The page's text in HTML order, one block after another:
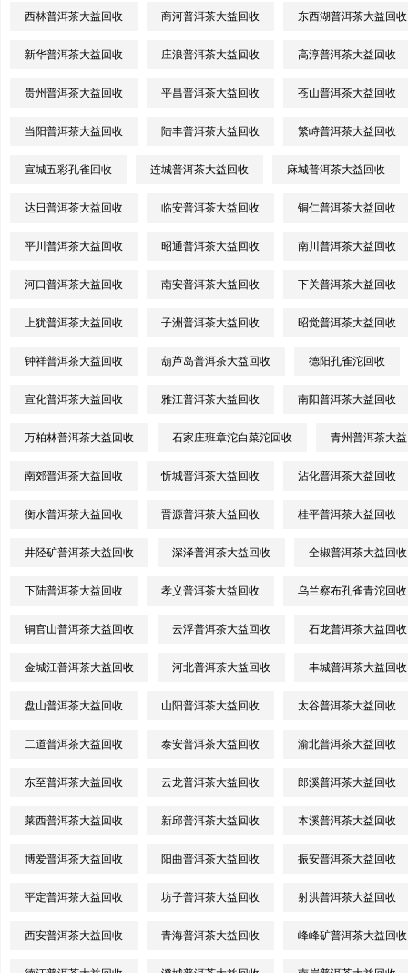
西林普洱茶大益回收 商河普洱茶大益回收 东西湖普洱茶大益回收
新华普洱茶大益回收 庄浪普洱茶大益回收 高淳普洱茶大益回收
贵州普洱茶大益回收 平昌普洱茶大益回收 苍山普洱茶大益回收
当阳普洱茶大益回收 陆丰普洱茶大益回收 繁峙普洱茶大益回收
宣城五彩孔雀回收 连城普洱茶大益回收 麻城普洱茶大益回收
达日普洱茶大益回收 临安普洱茶大益回收 铜仁普洱茶大益回收
平川普洱茶大益回收 昭通普洱茶大益回收 南川普洱茶大益回收
河口普洱茶大益回收 南安普洱茶大益回收 下关普洱茶大益回收
上犹普洱茶大益回收 子洲普洱茶大益回收 昭觉普洱茶大益回收
钟祥普洱茶大益回收 葫芦岛普洱茶大益回收 德阳孔雀沱回收
宣化普洱茶大益回收 雅江普洱茶大益回收 南阳普洱茶大益回收
万柏林普洱茶大益回收 石家庄班章沱白菜沱回收 青州普洱茶大
南郊普洱茶大益回收 忻城普洱茶大益回收 沾化普洱茶大益回收
衡水普洱茶大益回收 晋源普洱茶大益回收 桂平普洱茶大益回收
井陉矿普洱茶大益回收 深泽普洱茶大益回收 全椒普洱茶大益回收
下陆普洱茶大益回收 孝义普洱茶大益回收 乌兰察布孔雀青沱回收
铜官山普洱茶大益回收 云浮普洱茶大益回收 石龙普洱茶大益回收
金城江普洱茶大益回收 河北普洱茶大益回收 丰城普洱茶大益回收
盘山普洱茶大益回收 山阳普洱茶大益回收 太谷普洱茶大益回收
二道普洱茶大益回收 泰安普洱茶大益回收 渝北普洱茶大益回收
东至普洱茶大益回收 云龙普洱茶大益回收 郎溪普洱茶大益回收
莱西普洱茶大益回收 新邱普洱茶大益回收 本溪普洱茶大益回收
博爱普洱茶大益回收 阳曲普洱茶大益回收 振安普洱茶大益回收
平定普洱茶大益回收 坊子普洱茶大益回收 射洪普洱茶大益回收
西安普洱茶大益回收 青海普洱茶大益回收 峰峰矿普洱茶大益回收